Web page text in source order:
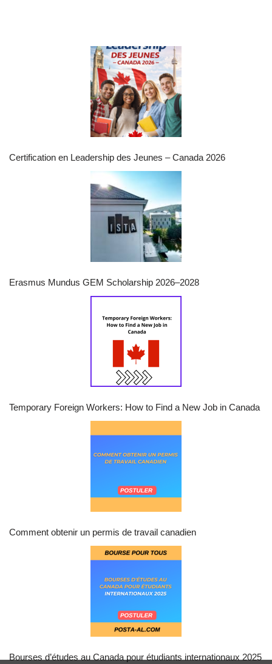
Certification en Leadership des Jeunes – Canada 2026
Erasmus Mundus GEM Scholarship 2026–2028
Temporary Foreign Workers: How to Find a New Job in Canada
Comment obtenir un permis de travail canadien
Bourses d’études au Canada pour étudiants internationaux 2025